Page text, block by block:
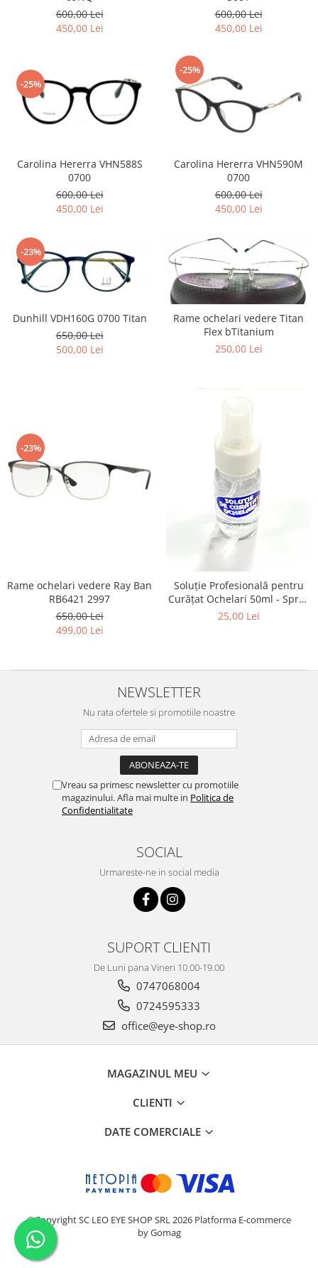
Guess
Hackett London
Hugo Boss
Jean Louis Bertier
Montblanc
Moonlight
Nina Ricci
Point
Silhouette
Slastik
Stepper Titan
Sunfire
Vogue
600,00 Lei
450,00 Lei
600,00 Lei
450,00 Lei
-25%
Carolina Hererra VHN588S
0700
600,00 Lei
450,00 Lei
-25%
Carolina Hererra VHN590M
0700
600,00 Lei
450,00 Lei
-23%
Dunhill VDH160G 0700 Titan
650,00 Lei
500,00 Lei
Rame ochelari vedere Titan
Flex bTitanium
250,00 Lei
-23%
Rame ochelari vedere Ray Ban
RB6421 2997
650,00 Lei
499,00 Lei
Soluție Profesională pentru
Curățat Ochelari 50ml - Spray
Anti-Urme pentru Lentile,
25,00 Lei
NEWSLETTER
Nu rata ofertele si promotiile noastre
Vreau sa primesc newsletter cu promotiile
magazinului. Afla mai multe in Politica de
Confidentialitate
SOCIAL
Urmareste-ne in social media
SUPORT CLIENTI
De Luni pana Vineri 10.00-19.00
0747068004
0724595333
office@eye-shop.ro
MAGAZINUL MEU
CLIENTI
DATE COMERCIALE
©Copyright SC LEO EYE SHOP SRL 2026 Platforma E-commerce
by Gomag